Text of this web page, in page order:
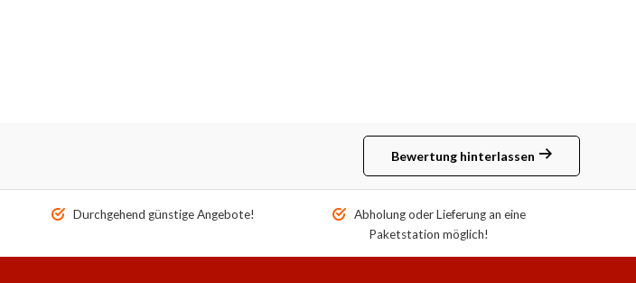
Bewertung hinterlassen
Durchgehend günstige Angebote!
Abholung oder Lieferung an eine
Paketstation möglich!